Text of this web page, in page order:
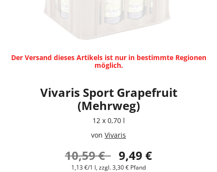
Der Versand dieses Artikels ist nur in bestimmte Regionen
möglich.
Vivaris Sport Grapefruit
(Mehrweg)
12 x 0,70 l
von Vivaris
10,59 € 9,49 €
1,13 €/1 l, zzgl. 3,30 € Pfand